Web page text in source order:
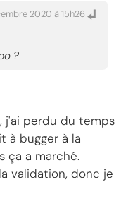
2020 à 15h26
?
j'ai perdu du temps
à bugger à la
ça a marché.
validation, donc je